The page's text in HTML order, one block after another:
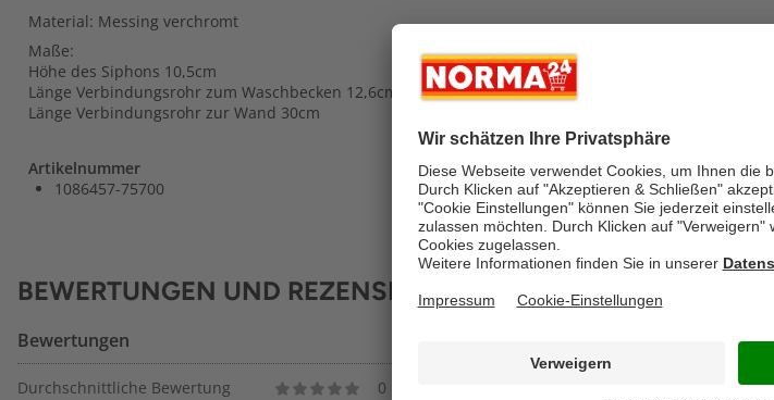
Material: Messing verchromt
Maße:
Höhe des Siphons 10,5cm
Länge Verbindungsrohr zum Waschbecken 12,6cm
Länge Verbindungsrohr zur Wand 30cm
Artikelnummer
1086457-75700
BEWERTUNGEN UND REZENSIONEN
Bewertungen
Durchschnittliche Bewertung 0